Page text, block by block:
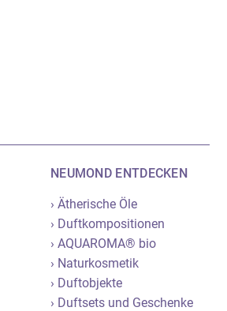
NEUMOND ENTDECKEN
› Ätherische Öle
› Duftkompositionen
› AQUAROMA® bio
› Naturkosmetik
› Duftobjekte
› Duftsets und Geschenke